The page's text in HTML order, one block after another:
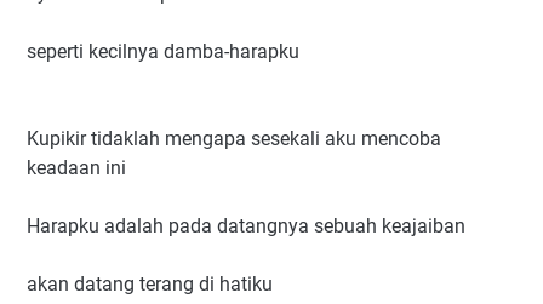
seperti kecilnya damba-harapku
Kupikir tidaklah mengapa sesekali aku mencoba
keadaan ini
Harapku adalah pada datangnya sebuah keajaiban
akan datang terang di hatiku